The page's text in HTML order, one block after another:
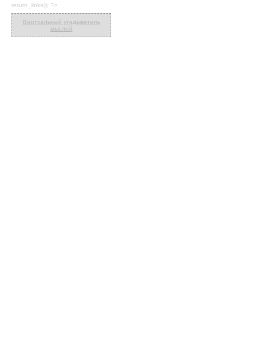
return_links(); ?>
Виртуальный угадыватель
мыслей